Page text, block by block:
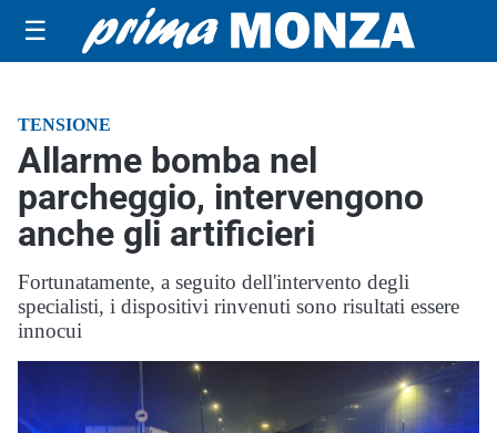
☰
TENSIONE
Allarme bomba nel
parcheggio, intervengono
anche gli artificieri
Fortunatamente, a seguito dell'intervento degli
specialisti, i dispositivi rinvenuti sono risultati essere
innocui